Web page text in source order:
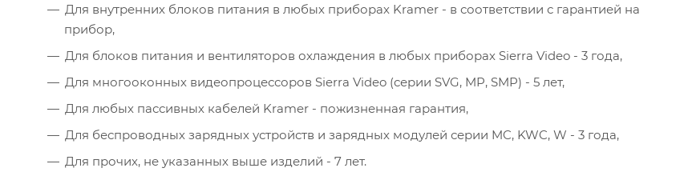
Для внутренних блоков питания в любых приборах Kramer - в соответствии с гарантией на
прибор,
Для блоков питания и вентиляторов охлаждения в любых приборах Sierra Video - 3 года,
Для многооконных видеопроцессоров Sierra Video (серии SVG, MP, SMP) - 5 лет,
Для любых пассивных кабелей Kramer - пожизненная гарантия,
Для беспроводных зарядных устройств и зарядных модулей серии MC, KWC, W - 3 года,
Для прочих, не указанных выше изделий - 7 лет.